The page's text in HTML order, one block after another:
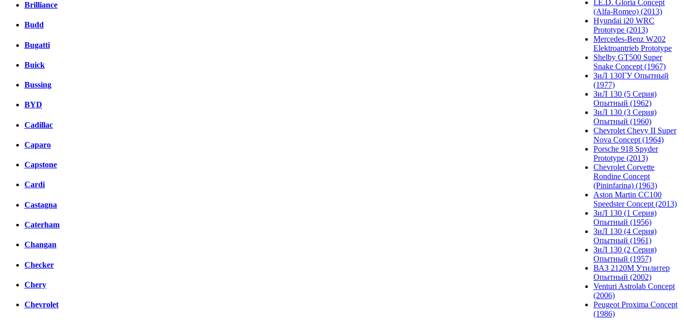
Brilliance
Budd
Bugatti
Buick
Bussing
BYD
Cadillac
Caparo
Capstone
Cardi
Castagna
Caterham
Changan
Checker
Chery
Chevrolet
I.E.D. Gloria Concept
(Alfa-Romeo) (2013)
Hyundai i20 WRC
Prototype (2013)
Mercedes-Benz W202
Elektroantrieb Prototype
Shelby GT500 Super
Snake Concept (1967)
ЗиЛ 130ГУ Опытный
(1977)
ЗиЛ 130 (5 Серия)
Опытный (1962)
ЗиЛ 130 (3 Серия)
Опытный (1960)
Chevrolet Chevy II Super
Nova Concept (1964)
Porsche 918 Spyder
Prototype (2013)
Chevrolet Corvette
Rondine Concept
(Pininfarina) (1963)
Aston Martin CC100
Speedster Concept (2013)
ЗиЛ 130 (1 Серия)
Опытный (1956)
ЗиЛ 130 (4 Серия)
Опытный (1961)
ЗиЛ 130 (2 Серия)
Опытный (1957)
ВАЗ 2120М Утилитер
Опытный (2002)
Venturi Astrolab Concept
(2006)
Peugeot Proxima Concept
(1986)